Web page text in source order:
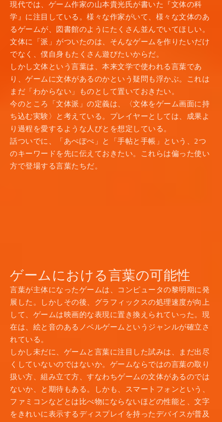
現代では、ゲーム作家の山本貴光氏が書いた『文体の科
学』に注目している。様々な作家がいて、様々な文体のあ
るゲームが、図書館のようにたくさん並んでいてほしい。
文体に「派」がついたのは、そんなゲームを作りたいだけ
でなく、僕自身もたくさん遊びたいからだ。
しかし文体という言葉は、本来文学で使われる言葉であ
り、ゲームに文体があるのかという疑問も浮かぶ。これは
まだ「わからない」ものとして置いておきたい。
今のところ「文体派」の定義は、〈文体をゲーム画面に持
ち込む実験〉と考えている。プレイヤーとしては、成果よ
り過程を愛するような人びとを想定している。
話ついでに、「あぺぽぺ」と「手帖と手帳」という、2つ
のキーワードを先に伝えておきたい。これらは偏った使い
方で登場する言葉たちだ。
ゲームにおける言葉の可能性
言葉が主体になったゲームは、コンピュータの黎明期に発
展した。しかしその後、グラフィックスの処理速度が向上
して、ゲームは映画的な表現に置き換えられていった。現
在は、絵と音のあるノベルゲームというジャンルが確立さ
れている。
しかし未だに、ゲームと言葉に注目した試みは、まだ出尽
くしていないのではないか。ゲームならではの言葉の取り
扱い方、組み立て方、すなわちゲームの文体があるのでは
ないか、と期待もある。しかも、スマートフォンという、
ファミコンなどとは比べ物にならないほどの性能と、文字
をきれいに表示するディスプレイを持ったデバイスが普及